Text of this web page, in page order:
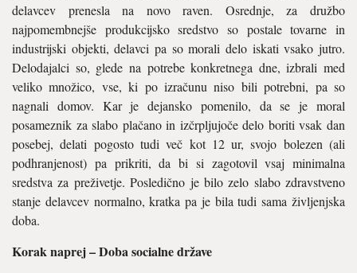
delavcev prenesla na novo raven. Osrednje, za družbo
najpomembnejše produkcijsko sredstvo so postale tovarne in
industrijski objekti, delavci pa so morali delo iskati vsako jutro.
Delodajalci so, glede na potrebe konkretnega dne, izbrali med
veliko množico, vse, ki po izračunu niso bili potrebni, pa so
nagnali domov. Kar je dejansko pomenilo, da se je moral
posameznik za slabo plačano in izčrpljujoče delo boriti vsak dan
posebej, delati pogosto tudi več kot 12 ur, svojo bolezen (ali
podhranjenost) pa prikriti, da bi si zagotovil vsaj minimalna
sredstva za preživetje. Posledično je bilo zelo slabo zdravstveno
stanje delavcev normalno, kratka pa je bila tudi sama življenjska
doba.
Korak naprej – Doba socialne države